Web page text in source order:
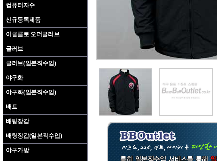
컴퓨터자수
신규등록제품
이글클로 오더글러브
글러브
글러브(일본직수입)
야구화
야구화(일본직수입)
배트
배팅장갑
배팅장갑(일본직수입)
야구가방